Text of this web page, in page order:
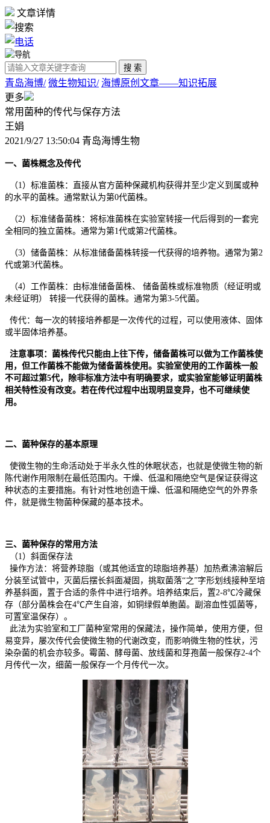
文章详情
青岛海博/ 微生物知识/ 海博原创文章——知识拓展
更多
常用菌种的传代与保存方法
王娟
2021/9/27 13:50:04 青岛海博生物
一、菌株概念及传代
（1）标准菌株：直接从官方菌种保藏机构获得并至少定义到属或种
的水平的菌株。通常默认为第0代菌株。
（2）标准储备菌株：将标准菌株在实验室转接一代后得到的一套完
全相同的独立菌株。通常为第1代或第2代菌株。
（3）储备菌株：从标准储备菌株转接一代获得的培养物。通常为第2
代或第3代菌株。
（4）工作菌株：由标准储备菌株、 储备菌株或标准物质（经证明或
未经证明） 转接一代获得的菌株。通常为第3-5代菌。
传代：每一次的转接培养都是一次传代的过程，可以使用液体、固体
或半固体培养基。
注意事项：菌株传代只能由上往下传，储备菌株可以做为工作菌株使
用，但工作菌株不能做为储备菌株使用。实验室使用的工作菌株一般
不可超过第5代，除非标准方法中有明确要求，或实验室能够证明菌株
相关特性没有改变。若在传代过程中出现明显变异，也不可继续使
用。
二、菌种保存的基本原理
使微生物的生命活动处于半永久性的休眠状态，也就是使微生物的新
陈代谢作用限制在最低范围内。干燥、低温和隔绝空气是保证获得这
种状态的主要措施。有针对性地创造干燥、低温和隔绝空气的外界条
件，就是微生物菌种保藏的基本技术。
三、菌种保存的常用方法
（1）斜面保存法
操作方法：将营养琼脂（或其他适宜的琼脂培养基）加热煮沸溶解后
分装至试管中，灭菌后摆长斜面凝固，挑取菌落“之”字形划线接种至培
养基斜面，置于合适的条件中进行培养。培养结束后，置2-8℃冷藏保
存（部分菌株会在4℃产生自溶，如铜绿假单胞菌。副溶血性弧菌等，
可置室温保存）。
此法为实验室和工厂菌种室常用的保藏法，操作简单，使用方便，但
易变异，屡次传代会使微生物的代谢改变，而影响微生物的性状，污
染杂菌的机会亦较多。霉菌、酵母菌、放线菌和芽孢菌一般保存2-4个
月传代一次，细菌一般保存一个月传代一次。